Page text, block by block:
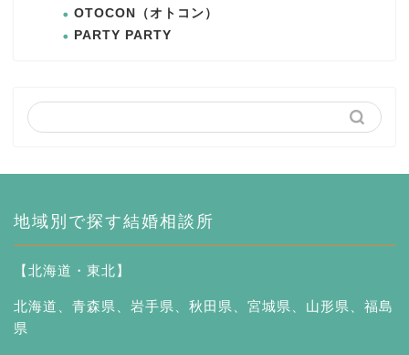
OTOCON（オトコン）
PARTY PARTY
地域別で探す結婚相談所
【北海道・東北】
北海道 青森県 岩手県 秋田県 宮城県 山形県
福島
県